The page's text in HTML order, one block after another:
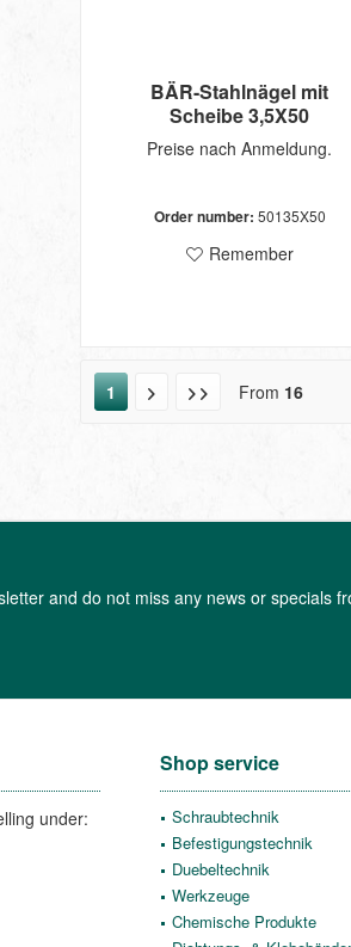
BÄR-Stahlnägel mit
Scheibe 3,5X50
Preise nach Anmeldung.
Order number: 50135X50
Remember
1 From 16
and do not miss any news or specials
under:
Shop service
Schraubtechnik
Befestigungstechnik
Duebeltechnik
Werkzeuge
Chemische Produkte